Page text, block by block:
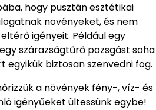
hogy pusztán esztétikai
növényeket, és nem
igényeit. Például egy
szárazságtűrő pozsgást soha
egyikük biztosan szenvedni fog.
a növények fény-, víz- és
igényűeket ültessünk egybe!